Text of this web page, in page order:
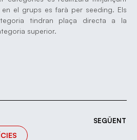
el grups es farà per seeding. Els
tindran plaça directa a la
superior.
SEGÜENT